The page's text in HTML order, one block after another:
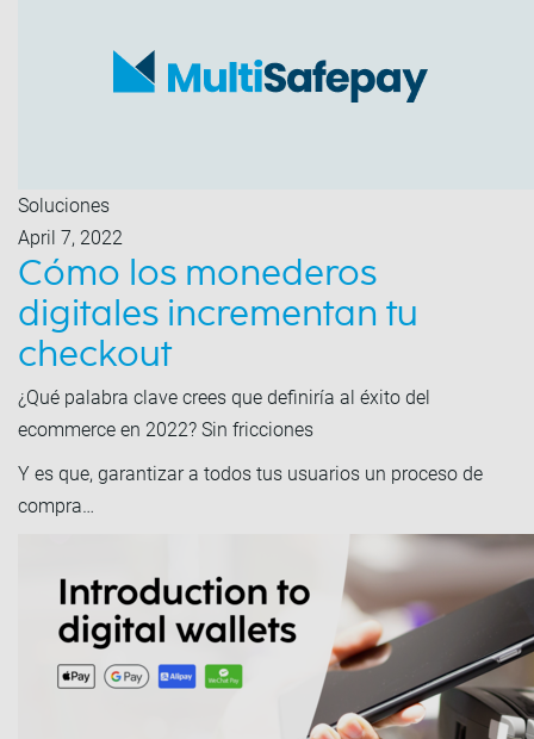
Soluciones
April 7, 2022
Cómo los monederos
digitales incrementan tu
checkout
¿Qué palabra clave crees que definiría al éxito del
ecommerce en 2022? Sin fricciones
Y es que, garantizar a todos tus usuarios un proceso de
compra…